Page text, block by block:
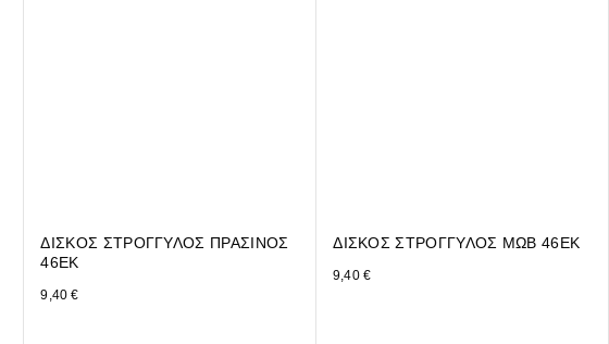
ΔΙΣΚΟΣ ΣΤΡΟΓΓΥΛΟΣ ΠΡΑΣΙΝΟΣ
46ΕΚ
9,40 €
ΔΙΣΚΟΣ ΣΤΡΟΓΓΥΛΟΣ ΜΩΒ 46ΕΚ
9,40 €